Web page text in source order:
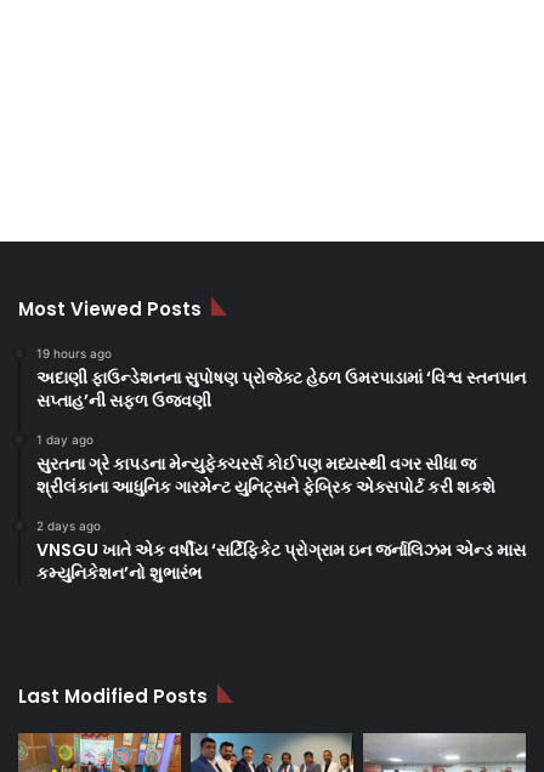
Most Viewed Posts
19 hours ago
અદાણી ફાઉન્ડેશનના સુપોષણ પ્રોજેક્ટ હેઠળ ઉમરપાડામાં ‘વિશ્વ સ્તનપાન
સપ્તાહ’ની સફળ ઉજવણી
1 day ago
સુરતના ગ્રે કાપડના મેન્યુફેક્ચરર્સ કોઈપણ મધ્યસ્થી વગર સીધા જ
શ્રીલંકાના આધુનિક ગારમેન્ટ યુનિટ્સને ફેબ્રિક એક્સપોર્ટ કરી શકશે
2 days ago
VNSGU ખાતે એક વર્ષીય ‘સર્ટિફિકેટ પ્રોગ્રામ ઇન જર્નાલિઝમ એન્ડ માસ
કમ્યુનિકેશન’નો શુભારંભ
Last Modified Posts